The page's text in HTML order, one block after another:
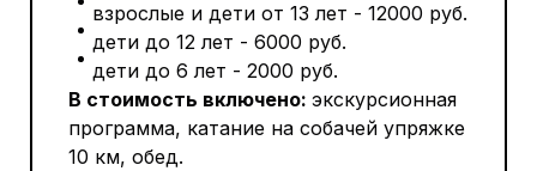
взрослые и дети от 13 лет - 12000 руб.
дети до 12 лет - 6000 руб.
дети до 6 лет - 2000 руб.
В стоимость включено: экскурсионная
программа, катание на собачей упряжке
10 км, обед.